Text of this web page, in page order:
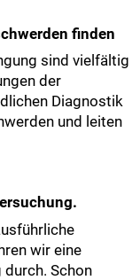
finden
sind vielfältig
der
Diagnostik
und leiten
wir eine
Schon